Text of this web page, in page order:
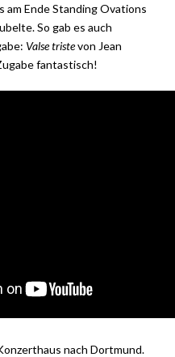
am Ende Standing Ovations
So gab es auch
Valse tristevon Jean
fantastisch!
nach Dortmund.